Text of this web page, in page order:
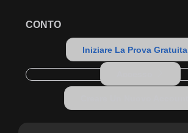
CONTO
Iniziare La Prova Gratuita